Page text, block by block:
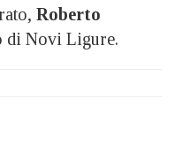
Roberto
di Novi Ligure.